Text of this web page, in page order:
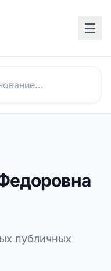
публичных